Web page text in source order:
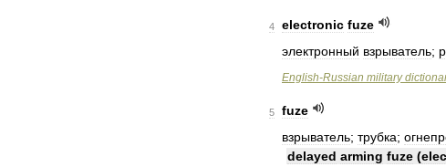
4 electronic fuze
электронный взрыватель;
English-Russian military
5
fuze
взрыватель; трубка;
delayed arming fuze (